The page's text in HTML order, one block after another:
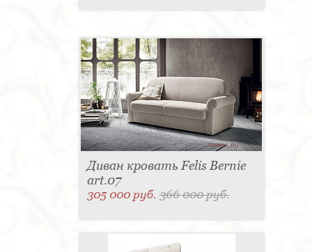
Диван кровать Felis Bernie
art.07
305 000 руб.366 000 руб.